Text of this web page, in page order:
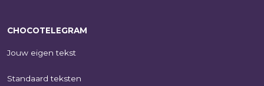
CHOCOTELEGRAM
Jouw eigen tekst
Standaard teksten